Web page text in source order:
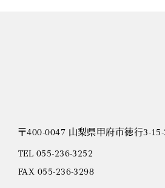
〒400-0047 山梨県甲府市徳行3-
TEL 055-236-3252
FAX 055-236-3298